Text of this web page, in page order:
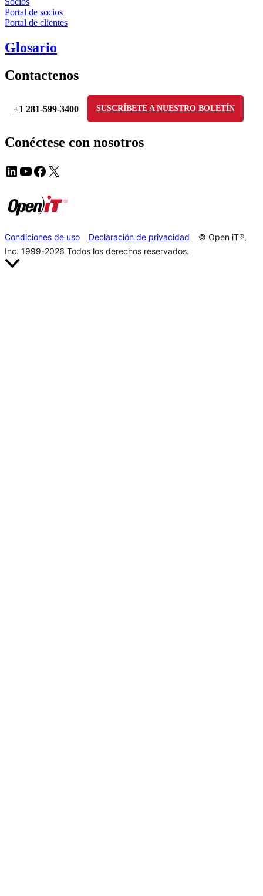
Portal de socios
Portal de clientes
Glosario
Contactenos
+1 281-599-3400 SUSCRÍBETE A NUESTRO BOLETÍN
Conéctese con nosotros
Condiciones de uso Declaración de privacidad
© Open iT®,
Inc. 1999-2026 Todos los derechos reservados.